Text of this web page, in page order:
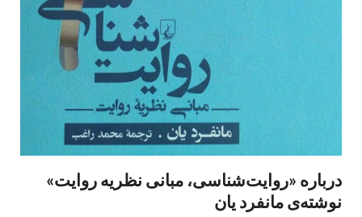
درباره «روایت‌شناسی،‌ مبانی نظریه روایت»
نوشته‌ی مانفرد یان